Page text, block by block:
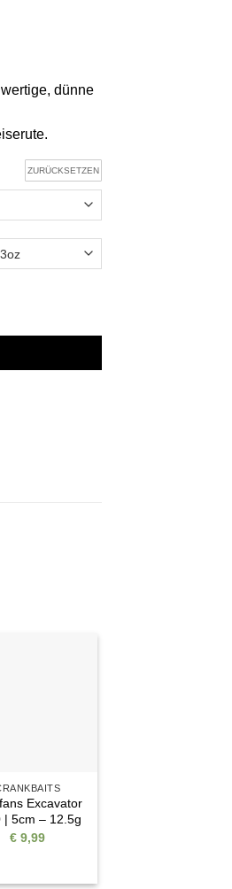
dünne
ZURÜCKSETZEN
Excavator
| 5cm – 12.5g
€ 9,99